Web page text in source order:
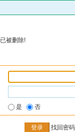
被删除!
是 否
找回密码